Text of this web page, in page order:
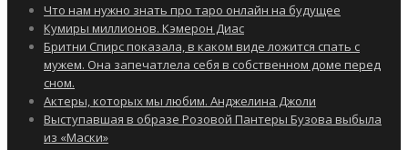
Что нам нужно знать про таро онлайн на будущее
Кумиры миллионов. Кэмерон Диас
Бритни Спирс показала, в каком виде ложится спать с
мужем. Она запечатлела себя в собственном доме перед
сном.
Актеры, которых мы любим. Анджелина Джоли
Выступавшая в образе Розовой Пантеры Бузова выбыла
из «Маски»